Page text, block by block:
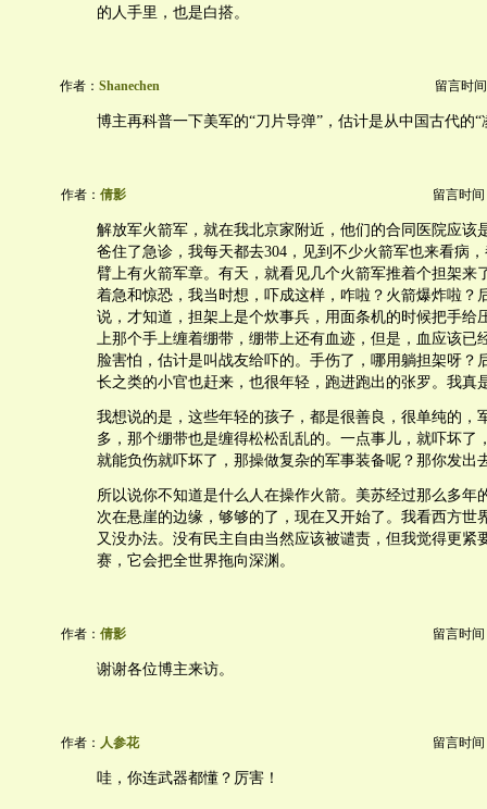
的人手里，也是白搭。
作者： Shanechen 留言时
博主再科普一下美军的“刀片导弹”，估计是从中国古代的“
作者： 倩影 留言时间
解放军火箭军，就在我北京家附近，他们的合同医院应该
爸住了急诊，我每天都去304，见到不少火箭军也来看病
臂上有火箭军章。有天，就看见几个火箭军推着个担架来
着急和惊恐，我当时想，吓成这样，咋啦？火箭爆炸啦？
说，才知道，担架上是个炊事兵，用面条机的时候把手给
上那个手上缠着绷带，绷带上还有血迹，但是，血应该已
脸害怕，估计是叫战友给吓的。手伤了，哪用躺担架呀？
长之类的小官也赶来，也很年轻，跑进跑出的张罗。我真
我想说的是，这些年轻的孩子，都是很善良，很单纯的，
多，那个绷带也是缠得松松乱乱的。一点事儿，就吓坏了
就能负伤就吓坏了，那操做复杂的军事装备呢？那你发出
所以说你不知道是什么人在操作火箭。美苏经过那么多年
次在悬崖的边缘，够够的了，现在又开始了。我看西方世
又没办法。没有民主自由当然应该被谴责，但我觉得更紧
赛，它会把全世界拖向深渊。
作者： 倩影 留言时间
谢谢各位博主来访。
作者： 人参花 留言时间
哇，你连武器都懂？厉害！